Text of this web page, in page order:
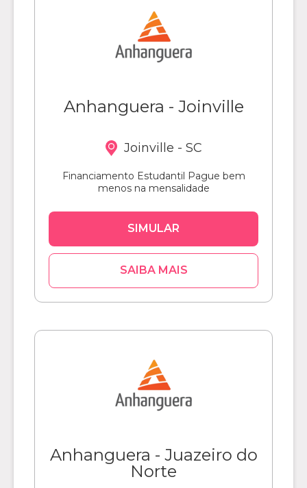
Anhanguera - Joinville
Joinville - SC
Financiamento Estudantil Pague bem
menos na mensalidade
SIMULAR
SAIBA MAIS
Anhanguera - Juazeiro do
Norte